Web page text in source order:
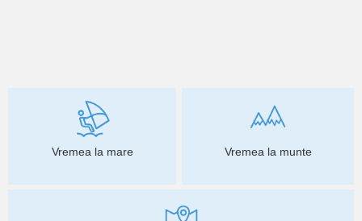
Vremea la mare Vremea la munte